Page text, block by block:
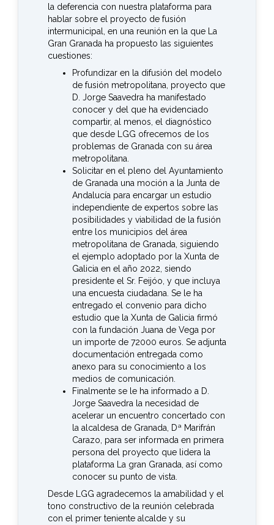
la deferencia con nuestra plataforma para
hablar sobre el proyecto de fusión
intermunicipal, en una reunión en la que La
Gran Granada ha propuesto las siguientes
cuestiones:
Profundizar en la difusión del modelo
de fusión metropolitana, proyecto que
D. Jorge Saavedra ha manifestado
conocer y del que ha evidenciado
compartir, al menos, el diagnóstico
que desde LGG ofrecemos de los
problemas de Granada con su área
metropolitana.
Solicitar en el pleno del Ayuntamiento
de Granada una moción a la Junta de
Andalucía para encargar un estudio
independiente de expertos sobre las
posibilidades y viabilidad de la fusión
entre los municipios del área
metropolitana de Granada, siguiendo
el ejemplo adoptado por la Xunta de
Galicia en el año 2022, siendo
presidente el Sr. Feijóo, y que incluya
una encuesta ciudadana. Se le ha
entregado el convenio para dicho
estudio que la Xunta de Galicia firmó
con la fundación Juana de Vega por
un importe de 72000 euros. Se adjunta
documentación entregada como
anexo para su conocimiento a los
medios de comunicación.
Finalmente se le ha informado a D.
Jorge Saavedra la necesidad de
acelerar un encuentro concertado con
la alcaldesa de Granada, Dª Marifrán
Carazo, para ser informada en primera
persona del proyecto que lidera la
plataforma La gran Granada, así como
conocer su punto de vista.
Desde LGG agradecemos la amabilidad y el
tono constructivo de la reunión celebrada
con el primer teniente alcalde y su